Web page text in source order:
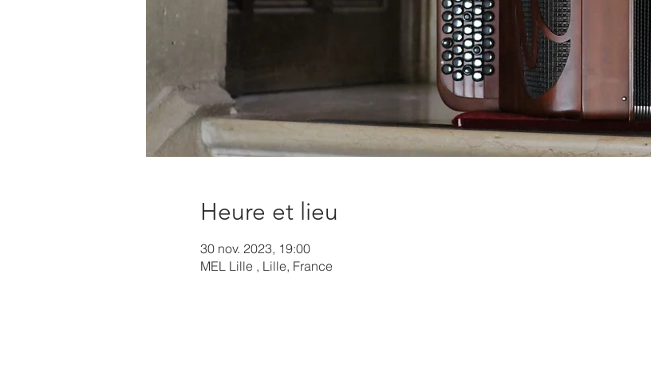
Heure et lieu
30 nov. 2023, 19:00
MEL Lille , Lille, France